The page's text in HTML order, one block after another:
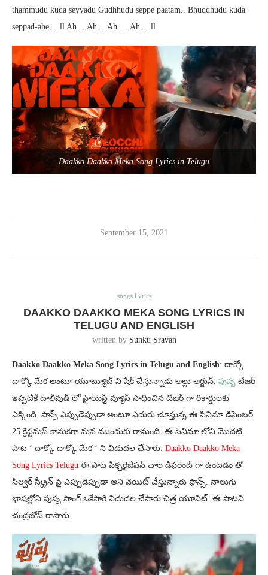
thammudu kuda seyyadu Gudhhudu seppe paatam.. Bhuddhudu kuda
seppad-ahe… ll Ah… Ah… Ah…. Ah… ll
Daakko Daakko Meka Song Lyrics in Telugu
September 15, 2021
songs Lyrics
DAAKKO DAAKKO MEKA SONG LYRICS IN
TELUGU AND ENGLISH
written by Sunku Sravan
Daakko Daakko Meka Song Lyrics in Telugu and English: దాక్కో
దాక్కో మేక అంటూ యూట్యూబ్ ని షేక్ చేస్తున్నాడు అల్లు అర్జున్. పుష్ప టీజర్
ఇప్పటికే టాలీవుడ్ లో హైయెస్ట్ వ్యూస్ సాధించిన టీజర్ గా రికార్డులకు
ఎక్కింది. ఫాన్స్ ఎప్పుడెప్పుడా అంటూ ఎదురు చూస్తున్న ఈ సినిమా డిసెంబర్
25 క్రిస్టమస్ కానుకగా మన ముందుకు రానుంది. ఈ సినిమా లోని మొదటి
పాట ‘ దాక్కో దాక్కో మేక ‘ ని విడుదల చేసారు. Daakko Daakko Meka
Song Lyrics Telugu ఈ పాట పిక్చరైజేషన్ చాల డిఫరెంట్ గా ఉంటడం తో
సిల్వర్ స్క్రీన్ పై ఎప్పుడెప్పుడా అని వెయిట్ చేస్తున్నారు ఫాన్స్. నాలుగు
భాషల్లోని పుష్ప సాంగ్ ఒకేసారి విదుదల చేసారు చిత్ర యూనిట్. ఈ పాటని
చంద్రబోస్ రాసారు.